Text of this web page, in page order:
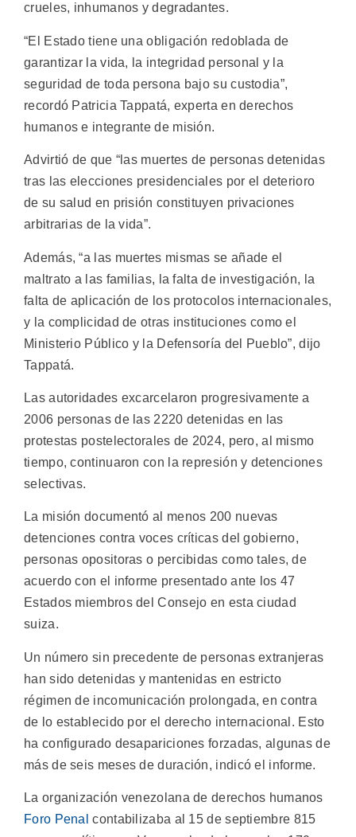
crueles, inhumanos y degradantes.
“El Estado tiene una obligación redoblada de
garantizar la vida, la integridad personal y la
seguridad de toda persona bajo su custodia”,
recordó Patricia Tappatá, experta en derechos
humanos e integrante de misión.
Advirtió de que “las muertes de personas detenidas
tras las elecciones presidenciales por el deterioro
de su salud en prisión constituyen privaciones
arbitrarias de la vida”.
Además, “a las muertes mismas se añade el
maltrato a las familias, la falta de investigación, la
falta de aplicación de los protocolos internacionales,
y la complicidad de otras instituciones como el
Ministerio Público y la Defensoría del Pueblo”, dijo
Tappatá.
Las autoridades excarcelaron progresivamente a
2006 personas de las 2220 detenidas en las
protestas postelectorales de 2024, pero, al mismo
tiempo, continuaron con la represión y detenciones
selectivas.
La misión documentó al menos 200 nuevas
detenciones contra voces críticas del gobierno,
personas opositoras o percibidas como tales, de
acuerdo con el informe presentado ante los 47
Estados miembros del Consejo en esta ciudad
suiza.
Un número sin precedente de personas extranjeras
han sido detenidas y mantenidas en estricto
régimen de incomunicación prolongada, en contra
de lo establecido por el derecho internacional. Esto
ha configurado desapariciones forzadas, algunas de
más de seis meses de duración, indicó el informe.
La organización venezolana de derechos humanos
Foro Penal contabilizaba al 15 de septiembre 815